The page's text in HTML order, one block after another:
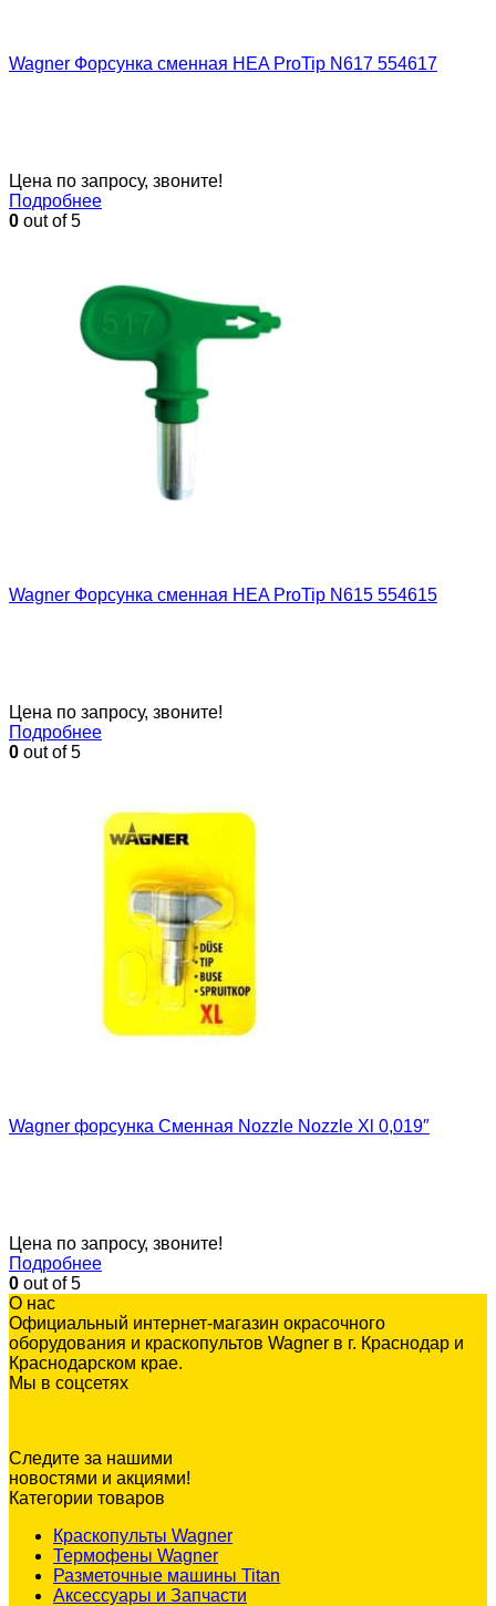
Wagner Форсунка сменная HEA ProTip N617 554617
Цена по запросу, звоните!
Подробнее
0 out of 5
Wagner Форсунка сменная HEA ProTip N615 554615
Цена по запросу, звоните!
Подробнее
0 out of 5
Wagner форсунка Сменная Nozzle Nozzle Xl 0,019″
Цена по запросу, звоните!
Подробнее
0 out of 5
О нас
Официальный интернет-магазин окрасочного
оборудования и краскопультов Wagner в г. Краснодар и
Краснодарском крае.
Мы в соцсетях
Следите за нашими
новостями и акциями!
Категории товаров
Краскопульты Wagner
Термофены Wagner
Разметочные машины Titan
Аксессуары и Запчасти